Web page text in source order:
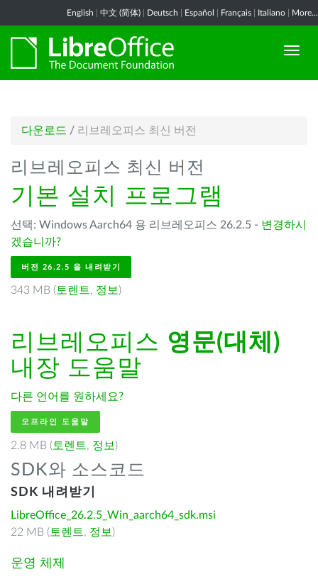
English 中文 (简体) Deutsch Español Français Italiano More...
다운로드 / 리브레오피스 최신 버전
리브레오피스 최신 버전
기본 설치 프로그램
선택: Windows Aarch64 용 리브레오피스 26.2.5 - 변경하시
겠습니까?
버전 26.2.5 을 내려받기
343 MB ( 토렌트, 정보 )
리브레오피스 영문(대체)
내장 도움말
다른 언어를 원하세요?
오프라인 도움말
2.8 MB ( 토렌트, 정보 )
SDK와 소스코드
SDK 내려받기
LibreOffice_26.2.5_Win_aarch64_sdk.msi
22 MB ( 토렌트, 정보 )
운영 체제